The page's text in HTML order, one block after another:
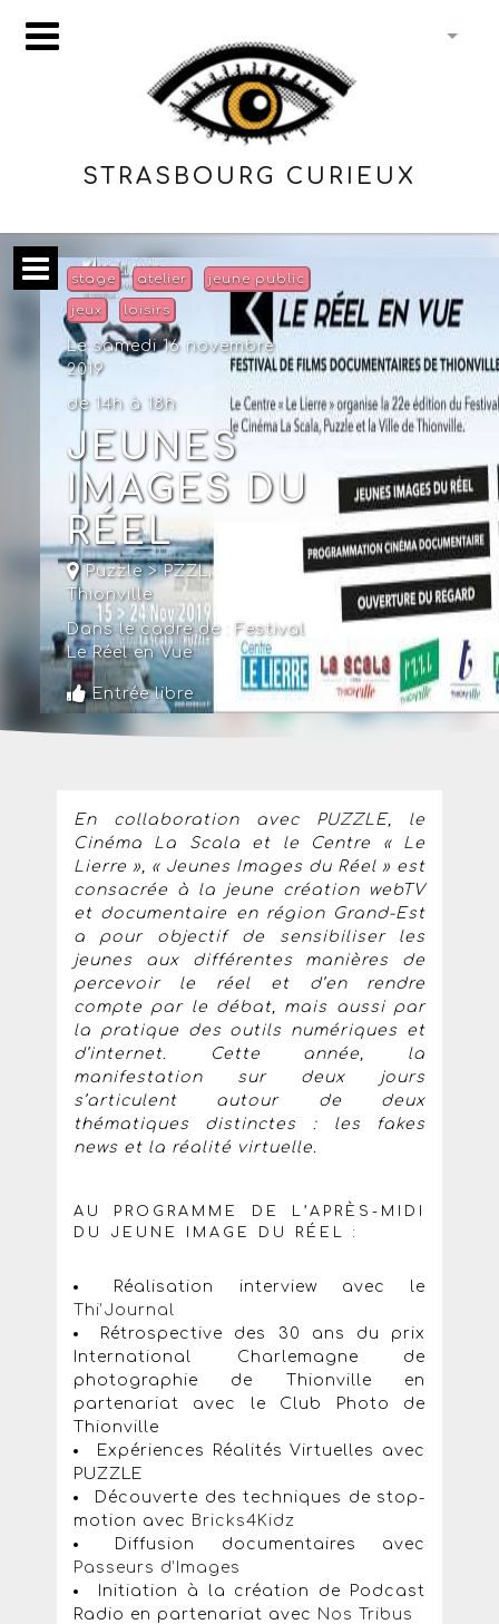
STRASBOURG CURIEUX
stage atelier jeune public
jeux loisirs
Le samedi 16 novembre
2019
de 14h à 18h
JEUNES
IMAGES DU
RÉEL
Puzzle > PZZL,
Thionville
Dans le cadre de : Festival
Le Réel en Vue
Entrée libre
En collaboration avec PUZZLE, le
Cinéma La Scala et le Centre « Le
Lierre », « Jeunes Images du Réel » est
consacrée à la jeune création webTV
et documentaire en région Grand-Est
a pour objectif de sensibiliser les
jeunes aux différentes manières de
percevoir le réel et d’en rendre
compte par le débat, mais aussi par
la pratique des outils numériques et
d’internet. Cette année, la
manifestation sur deux jours
s’articulent autour de deux
thématiques distinctes : les fakes
news et la réalité virtuelle.
AU PROGRAMME DE L’APRÈS-MIDI
DU JEUNE IMAGE DU RÉEL :
Réalisation interview avec le
Thi’Journal
Rétrospective des 30 ans du prix
International Charlemagne de
photographie de Thionville en
partenariat avec le Club Photo de
Thionville
Expériences Réalités Virtuelles avec
PUZZLE
Découverte des techniques de stop-
motion avec Bricks4Kidz
Diffusion documentaires avec
Passeurs d’Images
Initiation à la création de Podcast
Radio en partenariat avec Nos Tribus